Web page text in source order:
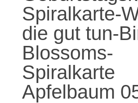
Spiralkarte-
die gut tun-
Blossoms-
Spiralkarte
Apfelbaum